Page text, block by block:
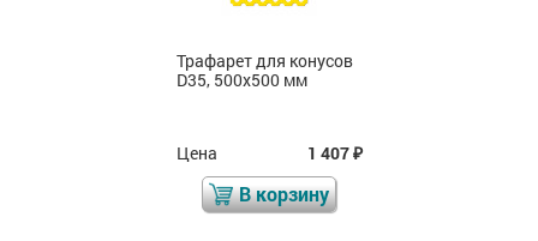
Трафарет для конусов
D35, 500x500 мм
Цена 1 407₽
В корзину